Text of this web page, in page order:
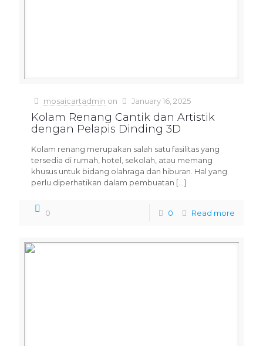
mosaicartadmin on January 16, 2025
Kolam Renang Cantik dan Artistik
dengan Pelapis Dinding 3D
Kolam renang merupakan salah satu fasilitas yang
tersedia di rumah, hotel, sekolah, atau memang
khusus untuk bidang olahraga dan hiburan. Hal yang
perlu diperhatikan dalam pembuatan […]
0 0 Read more